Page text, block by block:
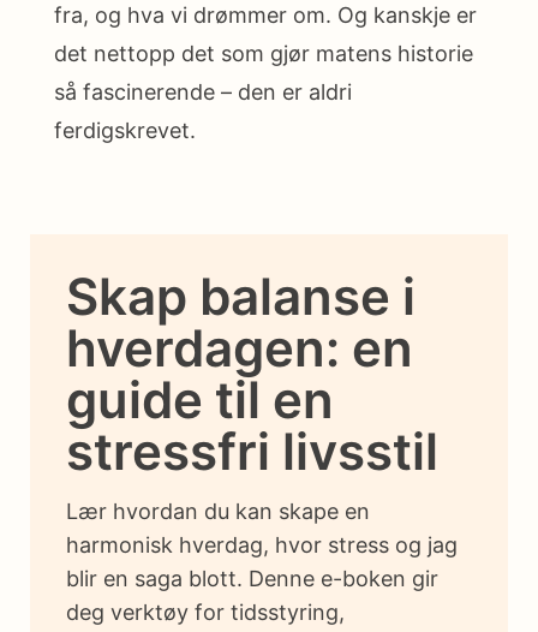
fra, og hva vi drømmer om. Og kanskje er
det nettopp det som gjør matens historie
så fascinerende – den er aldri
ferdigskrevet.
Skap balanse i
hverdagen: en
guide til en
stressfri livsstil
Lær hvordan du kan skape en
harmonisk hverdag, hvor stress og jag
blir en saga blott. Denne e-boken gir
deg verktøy for tidsstyring,